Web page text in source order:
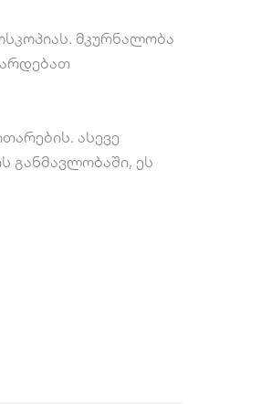
მკურნალობა
ასევე
განმავლობაში, ეს